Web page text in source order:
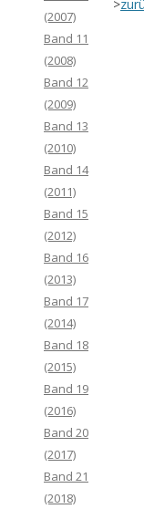
>
(2007)
Band 11
(2008)
Band 12
(2009)
Band 13
(2010)
Band 14
(2011)
Band 15
(2012)
Band 16
(2013)
Band 17
(2014)
Band 18
(2015)
Band 19
(2016)
Band 20
(2017)
Band 21
(2018)